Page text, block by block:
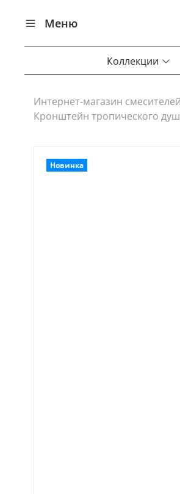
Меню
Коллекции
Интернет-магазин смесителей
Кронштейн тропического
Новинка